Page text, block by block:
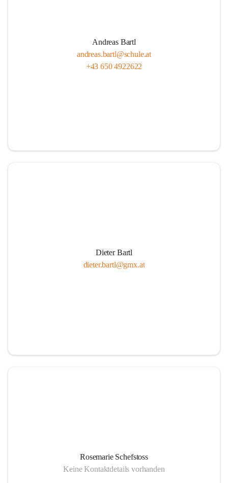
Andreas Bartl
andreas.bartl@schule.at
+43 650 4922622
Dieter Bartl
dieter.bartl@gmx.at
Rosemarie Schefstoss
Keine Kontaktdetails vorhanden